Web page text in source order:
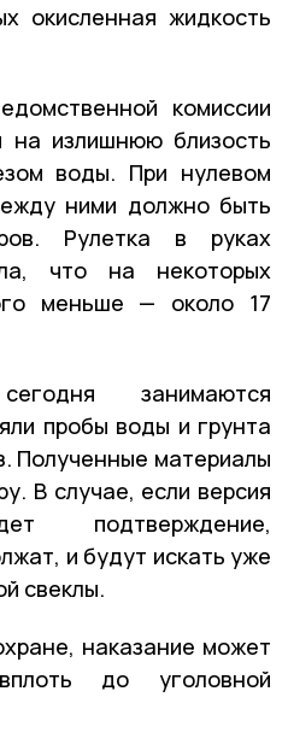
окисленная жидкость
комиссии
на излишнюю близость
воды. При нулевом
ними должно быть
Рулетка в руках
что на некоторых
меньше — около 17
занимаются
пробы воды и грунта
Полученные материалы
В случае, если версия
подтверждение,
и будут искать уже
свеклы.
наказание может
до уголовной